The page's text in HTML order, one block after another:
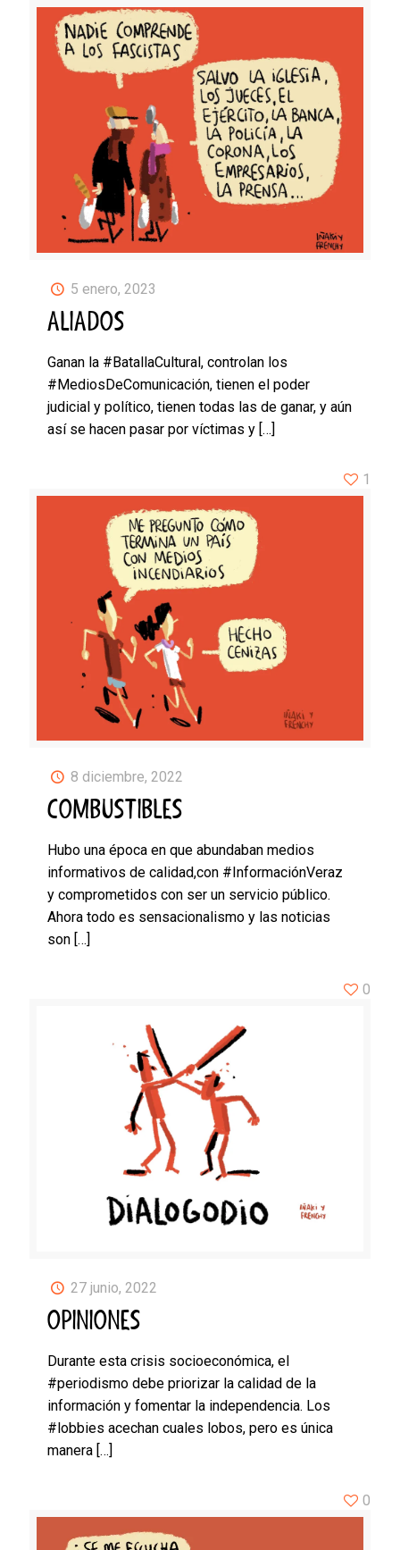
5 enero, 2023
ALIADOS
Ganan la #BatallaCultural, controlan los
#MediosDeComunicación, tienen el poder
judicial y político, tienen todas las de ganar, y aún
así se hacen pasar por víctimas y […]
8 diciembre, 2022
COMBUSTIBLES
Hubo una época en que abundaban medios
informativos de calidad,con #InformaciónVeraz
y comprometidos con ser un servicio público.
Ahora todo es sensacionalismo y las noticias
son […]
1
27 junio, 2022
OPINIONES
Durante esta crisis socioeconómica, el
#periodismo debe priorizar la calidad de la
información y fomentar la independencia. Los
#lobbies acechan cuales lobos, pero es única
manera […]
0
0